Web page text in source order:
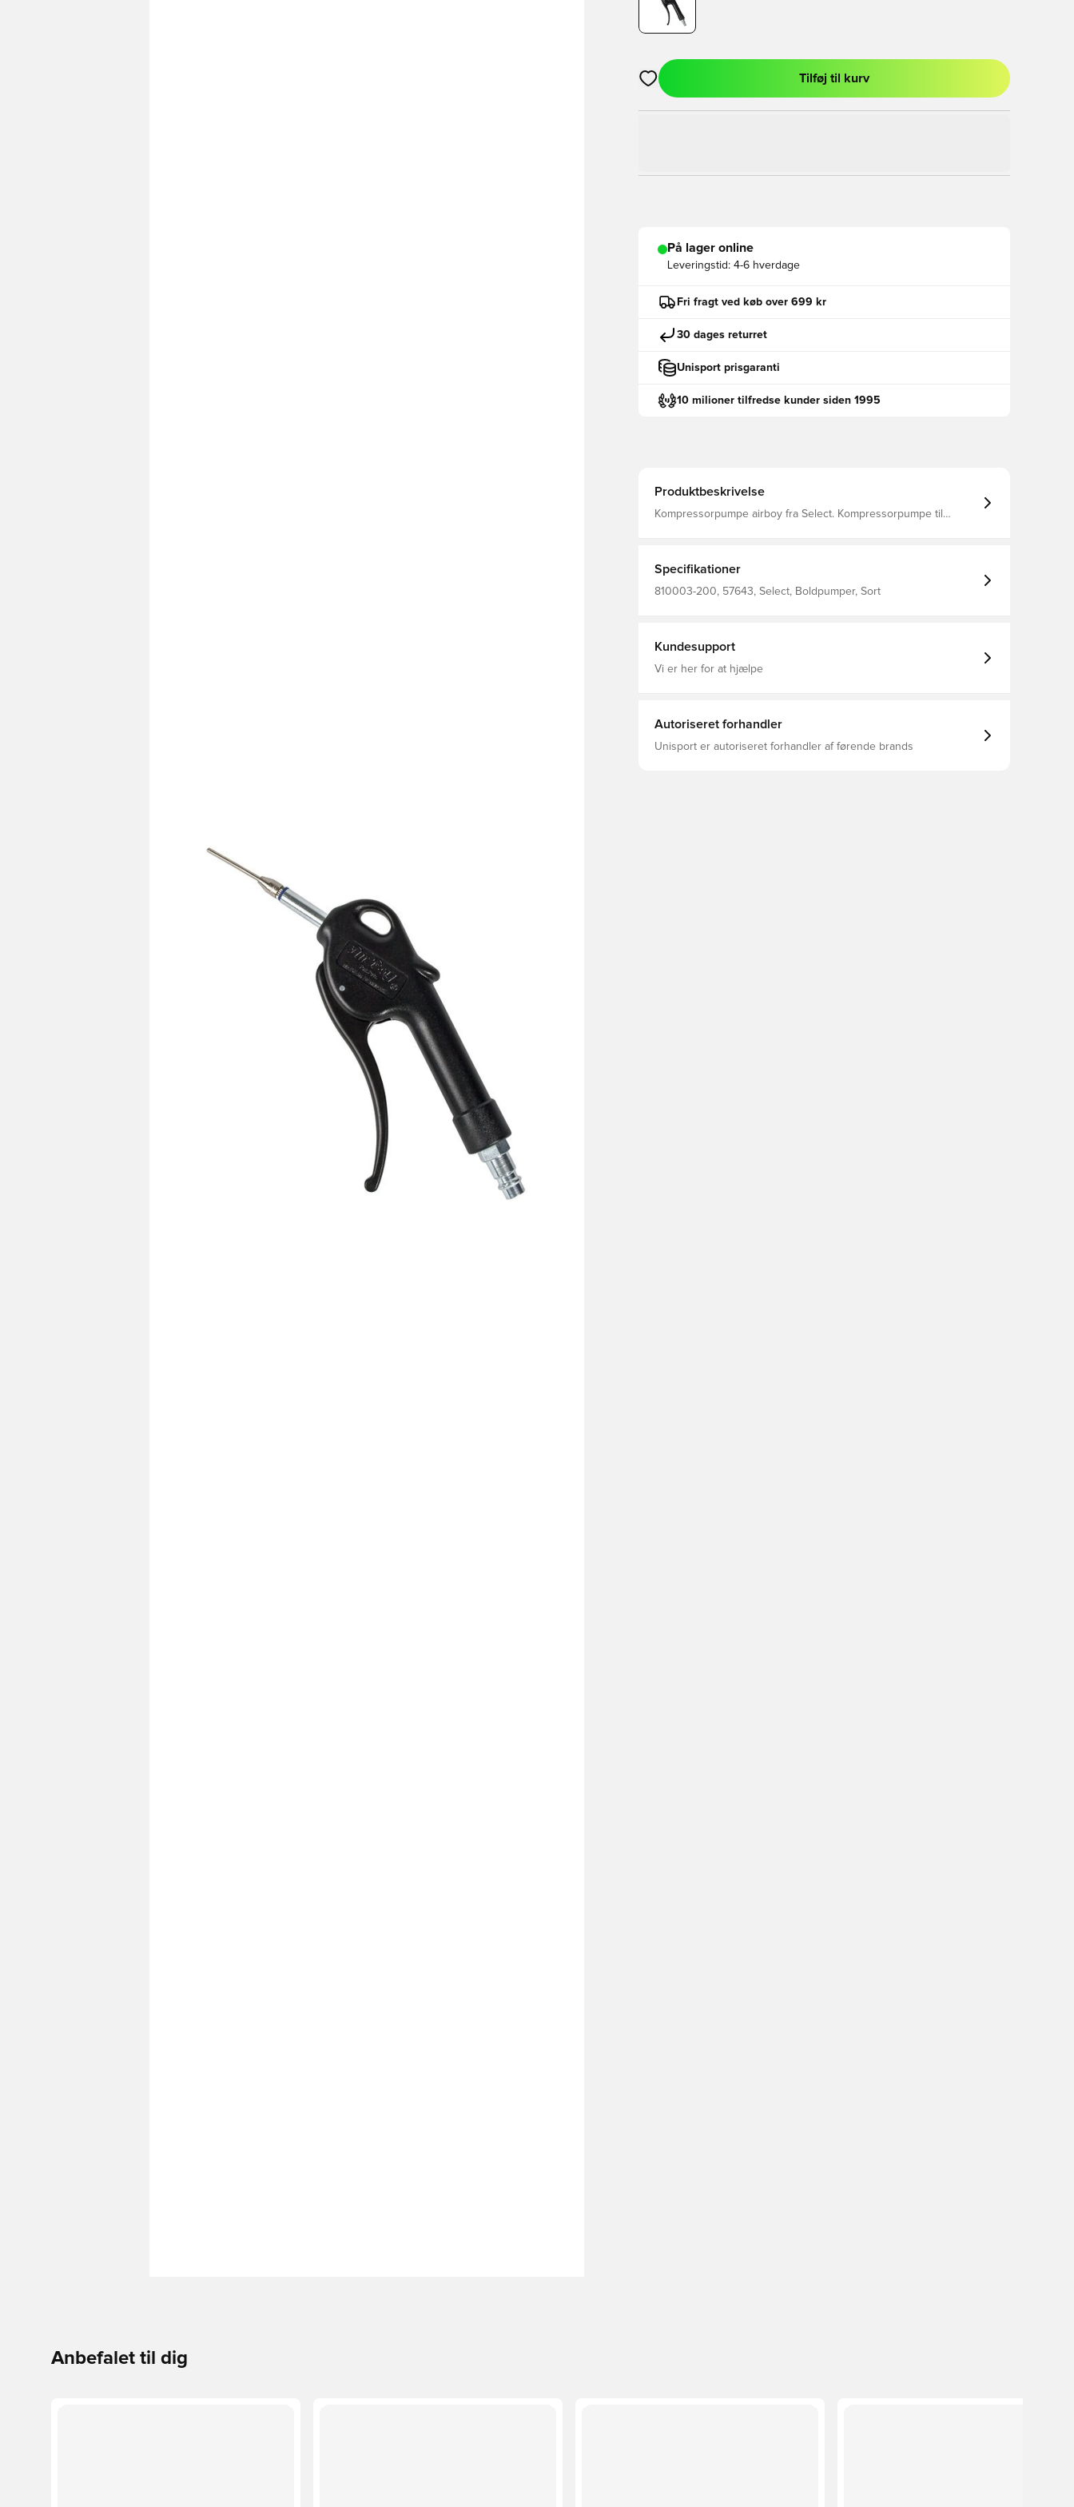
Åbner en Modal til at logge ind eller tilmelde dig som medlem
Tilføj til kurv
På lager online
Leveringstid: 4-6 hverdage
Fri fragt ved køb over 699 kr
30 dages returret
Unisport prisgaranti
10 milioner tilfredse kunder siden 1995
Produktbeskrivelse
Kompressorpumpe airboy fra Select. Kompressorpumpe til
Specifikationer
810003-200, 57643, Select, Boldpumper, Sort
Kundesupport
Vi er her for at hjælpe
Autoriseret forhandler
Unisport er autoriseret forhandler af førende brands
Anbefalet til dig